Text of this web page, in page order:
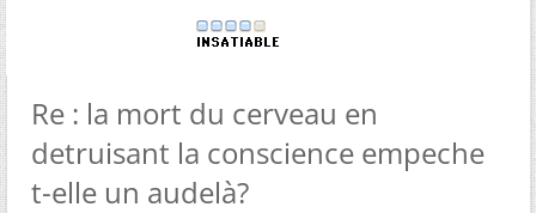
Re : la mort du cerveau en
detruisant la conscience empeche
t-elle un audelà?